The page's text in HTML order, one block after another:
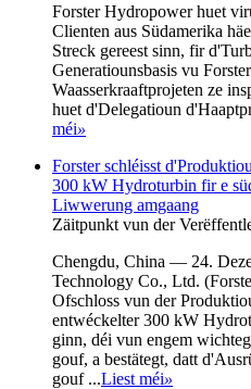
Forster Hydropower huet
Clienten aus Südamerika
Streck gereest sinn, fir
Generatiounsbasis vu
Waasserkraaftprojeten ze
huet d'Delegatioun
méi»
Forster schléisst
300 kW Hydroturbin fir e
Liwwerung amgaang
Zäitpunkt vun der
Chengdu, China — 24.
Technology Co., Ltd.
Ofschloss vun der
entwéckelter 300 kW
ginn, déi vun engem
gouf, a bestätegt, datt
gouf ...Liest méi»